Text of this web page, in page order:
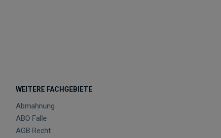
WEITERE FACHGEBIETE
Abmahnung
ABO Falle
AGB Recht